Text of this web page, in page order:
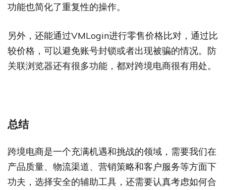
功能也简化了重复性的操作。
另外，还能通过VMLogin进行零售价格比对，通过比
较价格，可以避免账号封锁或者出现被骗的情况。防
关联浏览器还有很多功能，都对跨境电商很有用处。
总结
跨境电商是一个充满机遇和挑战的领域，需要我们在
产品质量、物流渠道、营销策略和客户服务等方面下
功夫，选择安全的辅助工具，还需要认真考虑如何合